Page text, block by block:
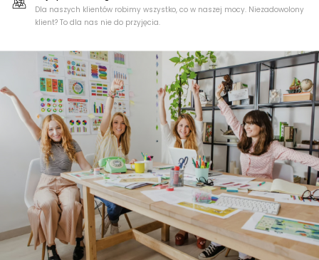
Dla naszych klientów robimy wszystko, co w naszej mocy. Niezadowolony
klient? To dla nas nie do przyjęcia.